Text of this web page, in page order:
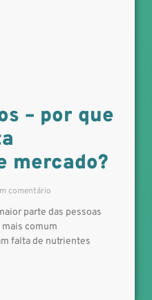
– por que
mercado?
comentário
parte das pessoas
mais comum
falta de nutrientes